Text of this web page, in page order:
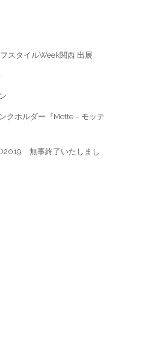
スタイルWeek関西 出展
クホルダー『Motte – モッテ
無事終了いたしまし